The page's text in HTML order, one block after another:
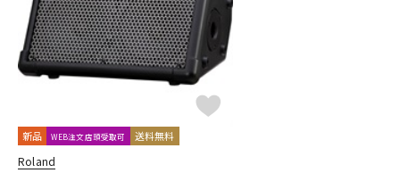
新品 WEB注文店頭受取可 送料無料
Roland